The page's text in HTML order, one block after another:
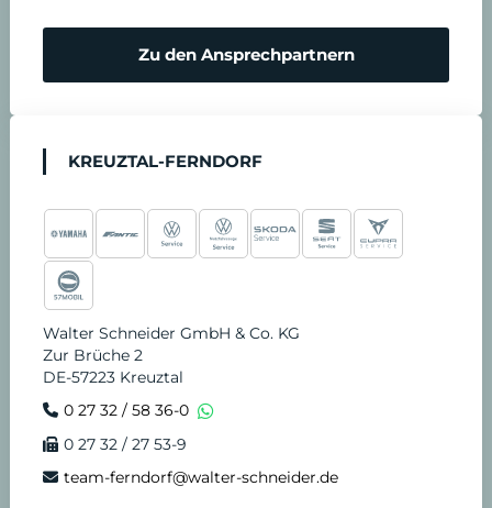
Zu den Ansprechpartnern
KREUZTAL-FERNDORF
Walter Schneider GmbH & Co. KG
Zur Brüche 2
DE-57223 Kreuztal
0 27 32 / 58 36-0
0 27 32 / 27 53-9
team-ferndorf@walter-schneider.de